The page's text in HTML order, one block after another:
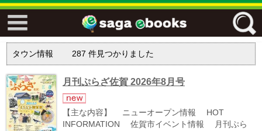
フリーワード
タウン情報 287 件見つかりました
月刊ぷらざ佐賀 2026年8月号
【主な内容】 ニューオープン情報 HOT
INFORMATION 佐賀市イベント情報 月刊ぷら